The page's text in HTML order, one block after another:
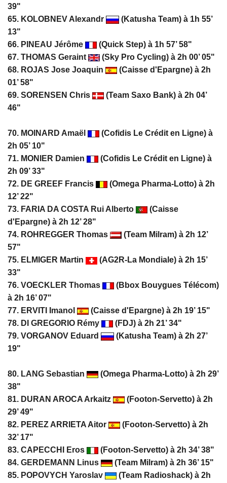
39"
65. KOLOBNEV Alexandr
(Katusha Team) à 1h 55’
13"
66. PINEAU Jérôme
(Quick Step) à 1h 57’ 58"
67. THOMAS Geraint
(Sky Pro Cycling) à 2h 00’ 05"
68. ROJAS Jose Joaquin
(Caisse d'Epargne) à 2h
01’ 58"
69. SORENSEN Chris
(Team Saxo Bank) à 2h 04’
46"
70. MOINARD Amaël
(Cofidis Le Crédit en Ligne) à
2h 05’ 10"
71. MONIER Damien
(Cofidis Le Crédit en Ligne) à
2h 09’ 33"
72. DE GREEF Francis
(Omega Pharma-Lotto) à 2h
12’ 22"
73. FARIA DA COSTA Rui Alberto
(Caisse
d'Epargne) à 2h 12’ 28"
74. ROHREGGER Thomas
(Team Milram) à 2h 12’
57"
75. ELMIGER Martin
(AG2R-La Mondiale) à 2h 15’
33"
76. VOECKLER Thomas
(Bbox Bouygues Télécom)
à 2h 16’ 07"
77. ERVITI Imanol
(Caisse d'Epargne) à 2h 19’ 15"
78. DI GREGORIO Rémy
(FDJ) à 2h 21’ 34"
79. VORGANOV Eduard
(Katusha Team) à 2h 27’
19"
80. LANG Sebastian
(Omega Pharma-Lotto) à 2h 29’
38"
81. DURAN AROCA Arkaitz
(Footon-Servetto) à 2h
29’ 49"
82. PEREZ ARRIETA Aitor
(Footon-Servetto) à 2h
32’ 17"
83. CAPECCHI Eros
(Footon-Servetto) à 2h 34’ 38"
84. GERDEMANN Linus
(Team Milram) à 2h 36’ 15"
85. POPOVYCH Yaroslav
(Team Radioshack) à 2h